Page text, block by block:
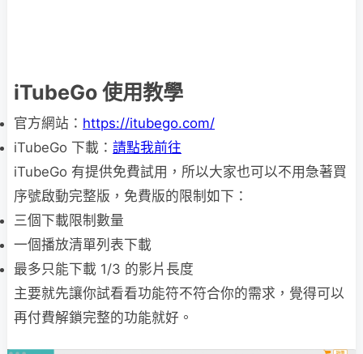
iTubeGo 使用教學
官方網站： https://itubego.com/
iTubeGo 下載： 請點我前往
iTubeGo 有提供免費試用，所以大家也可以不用急著買
序號啟動完整版，免費版的限制如下：
三個下載限制數量
一個播放清單列表下載
最多只能下載 1/3 的影片長度
主要就先讓你試看看功能符不符合你的需求，覺得可以
再付費解鎖完整的功能就好。